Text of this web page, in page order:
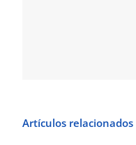
Artículos relacionados